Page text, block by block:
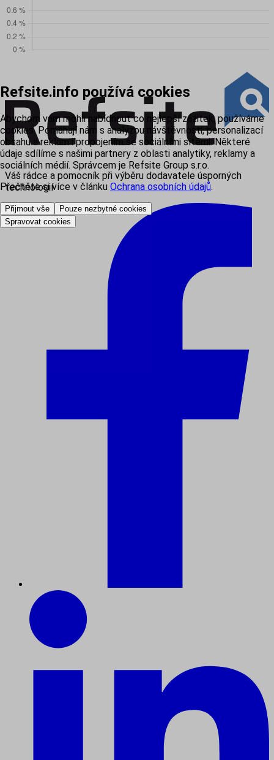
Váš rádce a pomocník při výběru dodavatele úsporných
technologií
Refsite.info používá cookies
Abychom vám mohli nabídnout co nejlepší zážitek, používáme
cookies. Pomáhají nám s analýzou návštěvnosti, personalizací
obsahu a reklam i propojením se sociálními sítěmi. Některé
údaje sdílíme s našimi partnery z oblasti analytiky, reklamy a
sociálních médií. Správcem je Refsite Group s.r.o.
Přečtěte si více v článku Ochrana osobních údajů.
Přijmout vše
Pouze nezbytné cookies
Spravovat cookies